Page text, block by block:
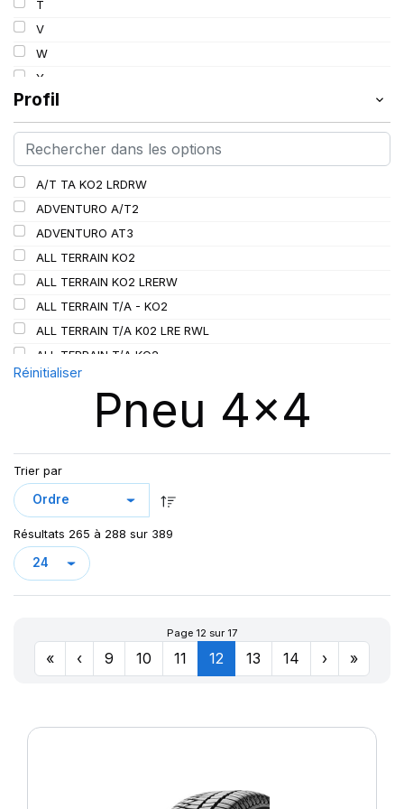
115
116/113
117/114
117/116
118/115
119/116
120
120/116
120/117
126/123
127/124
128
T
V
W
Y
Profil
A/T TA KO2 LRDRW
ADVENTURO A/T2
ADVENTURO AT3
ALL TERRAIN KO2
ALL TERRAIN KO2 LRERW
ALL TERRAIN T/A - KO2
ALL TERRAIN T/A K02 LRE RWL
ALL TERRAIN T/A KO2
ALL TERRAIN T/A KO3
AT/TA KO3 LRD
AT/TA KO3 LRF
AT70
AT100
AT T/A KO2
CHAMPIRO VP1
CINTURATO AS+
CINTURATO SF3
COBRA
Réinitialiser
Pneu 4x4
Trier par
Résultats 265 à 288 sur 389
Page 12 sur 17
« ‹ 9 10 11 12 13 14 › »